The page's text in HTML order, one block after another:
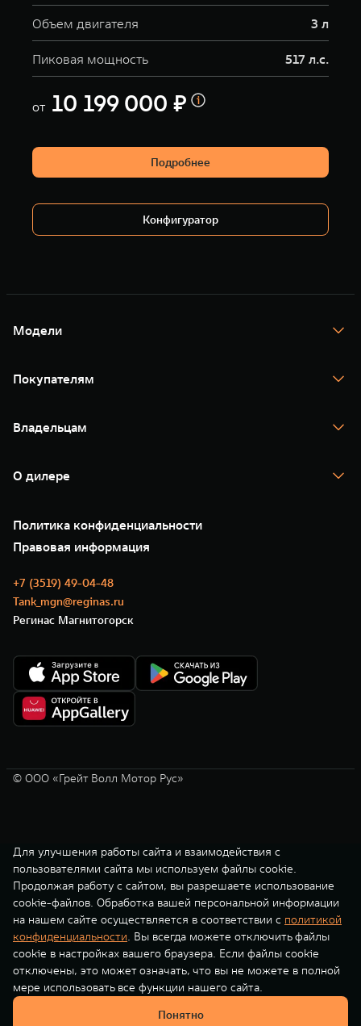
Объем двигателя 3 л
Пиковая мощность 517 л.с.
от 10 199 000 ₽
Подробнее
Конфигуратор
Модели
TANK 400
TANK 500
Покупателям
Тест-драйв
TANK Финансы
Корпоративным клиентам
Зарядные станции
Владельцам
Помощь на дороге
Новые цифровые сервисы TANK
Сервис
Нулевое ТО
Моторные масла
О дилере
35 лет GWM
GWM ТЕХ ДЕНЬ
Новости
Политика конфиденциальности
Правовая информация
+7 (3519) 49-04-48
Tank_mgn@reginas.ru
Регинас Магнитогорск
© ООО «Грейт Волл Мотор Рус»
Для улучшения работы сайта и взаимодействия с
пользователями сайта мы используем файлы cookie.
Продолжая работу с сайтом, вы разрешаете использование
cookie-файлов. Обработка вашей персональной информации
на нашем сайте осуществляется в соответствии с политикой
конфиденциальности. Вы всегда можете отключить файлы
cookie в настройках вашего браузера. Если файлы cookie
отключены, это может означать, что вы не можете в полной
мере использовать все функции нашего сайта.
Понятно